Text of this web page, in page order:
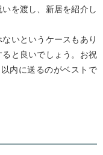
を渡し、新居を紹介し
いというケースもあり
と良いでしょう。お祝
内に送るのがベストで